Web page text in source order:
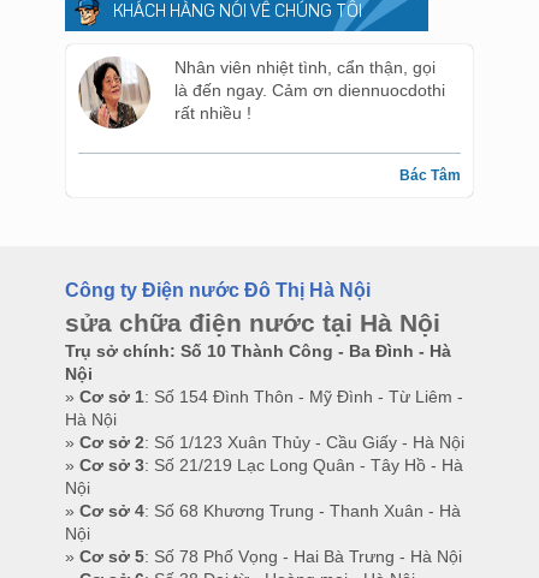
KHÁCH HÀNG NÓI VỀ CHÚNG TÔI
Nhân viên nhiệt tình, cẩn thận, gọi
là đến ngay. Cảm ơn diennuocdothi
rất nhiều !
Bác Tâm
Công ty Điện nước Đô Thị Hà Nội
sửa chữa điện nước tại Hà Nội
Trụ sở chính: Số 10 Thành Công - Ba Đình - Hà
Nội
» Cơ sở 1: Số 154 Đình Thôn - Mỹ Đình - Từ Liêm -
Hà Nội
» Cơ sở 2: Số 1/123 Xuân Thủy - Cầu Giấy - Hà Nội
» Cơ sở 3: Số 21/219 Lạc Long Quân - Tây Hồ - Hà
Nội
» Cơ sở 4: Số 68 Khương Trung - Thanh Xuân - Hà
Nội
» Cơ sở 5: Số 78 Phố Vọng - Hai Bà Trưng - Hà Nội